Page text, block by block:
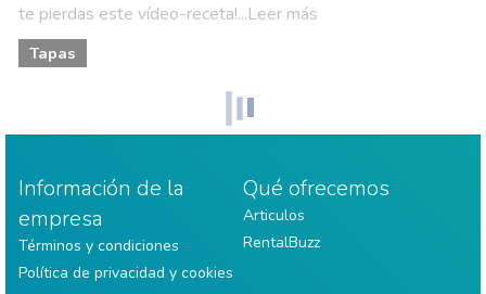
te pierdas este vídeo-receta!...Leer más
Tapas
Información de la
empresa
Términos y condiciones
Política de privacidad y cookies
Qué ofrecemos
Articulos
RentalBuzz